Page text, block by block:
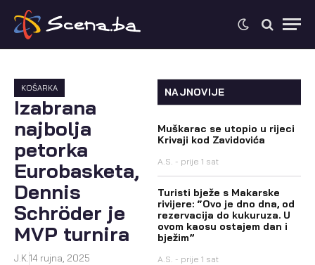
KOŠARKA
Izabrana
najbolja
petorka
Eurobasketa,
Dennis
Schröder je
MVP turnira
J.K. 14 rujna, 2025
NAJNOVIJE
Muškarac se utopio u rijeci
Krivaji kod Zavidovića
A.S. prije 1 sat
Turisti bježe s Makarske
rivijere: “Ovo je dno dna, od
rezervacija do kukuruza. U
ovom kaosu ostajem dan i
bježim”
A.S. prije 1 sat